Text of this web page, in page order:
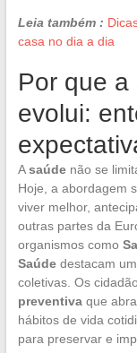
Leia também :
casa no dia a dia
Por que
evolui:
Asaúdenão se
Hoje, a abordagem
viver melhor,
outras partes da
organismos como
Saúdedestacam
coletivas. Os
preventivaque
hábitos de vida
para preservar e